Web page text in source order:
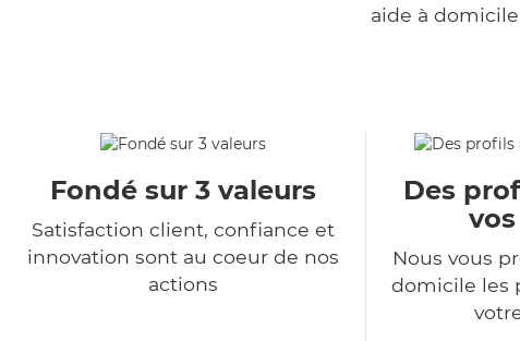
aide à
Fondé sur 3 valeurs
Satisfaction client, confiance et
innovation sont au coeur de nos
actions
Des
Nous vous
domicile les